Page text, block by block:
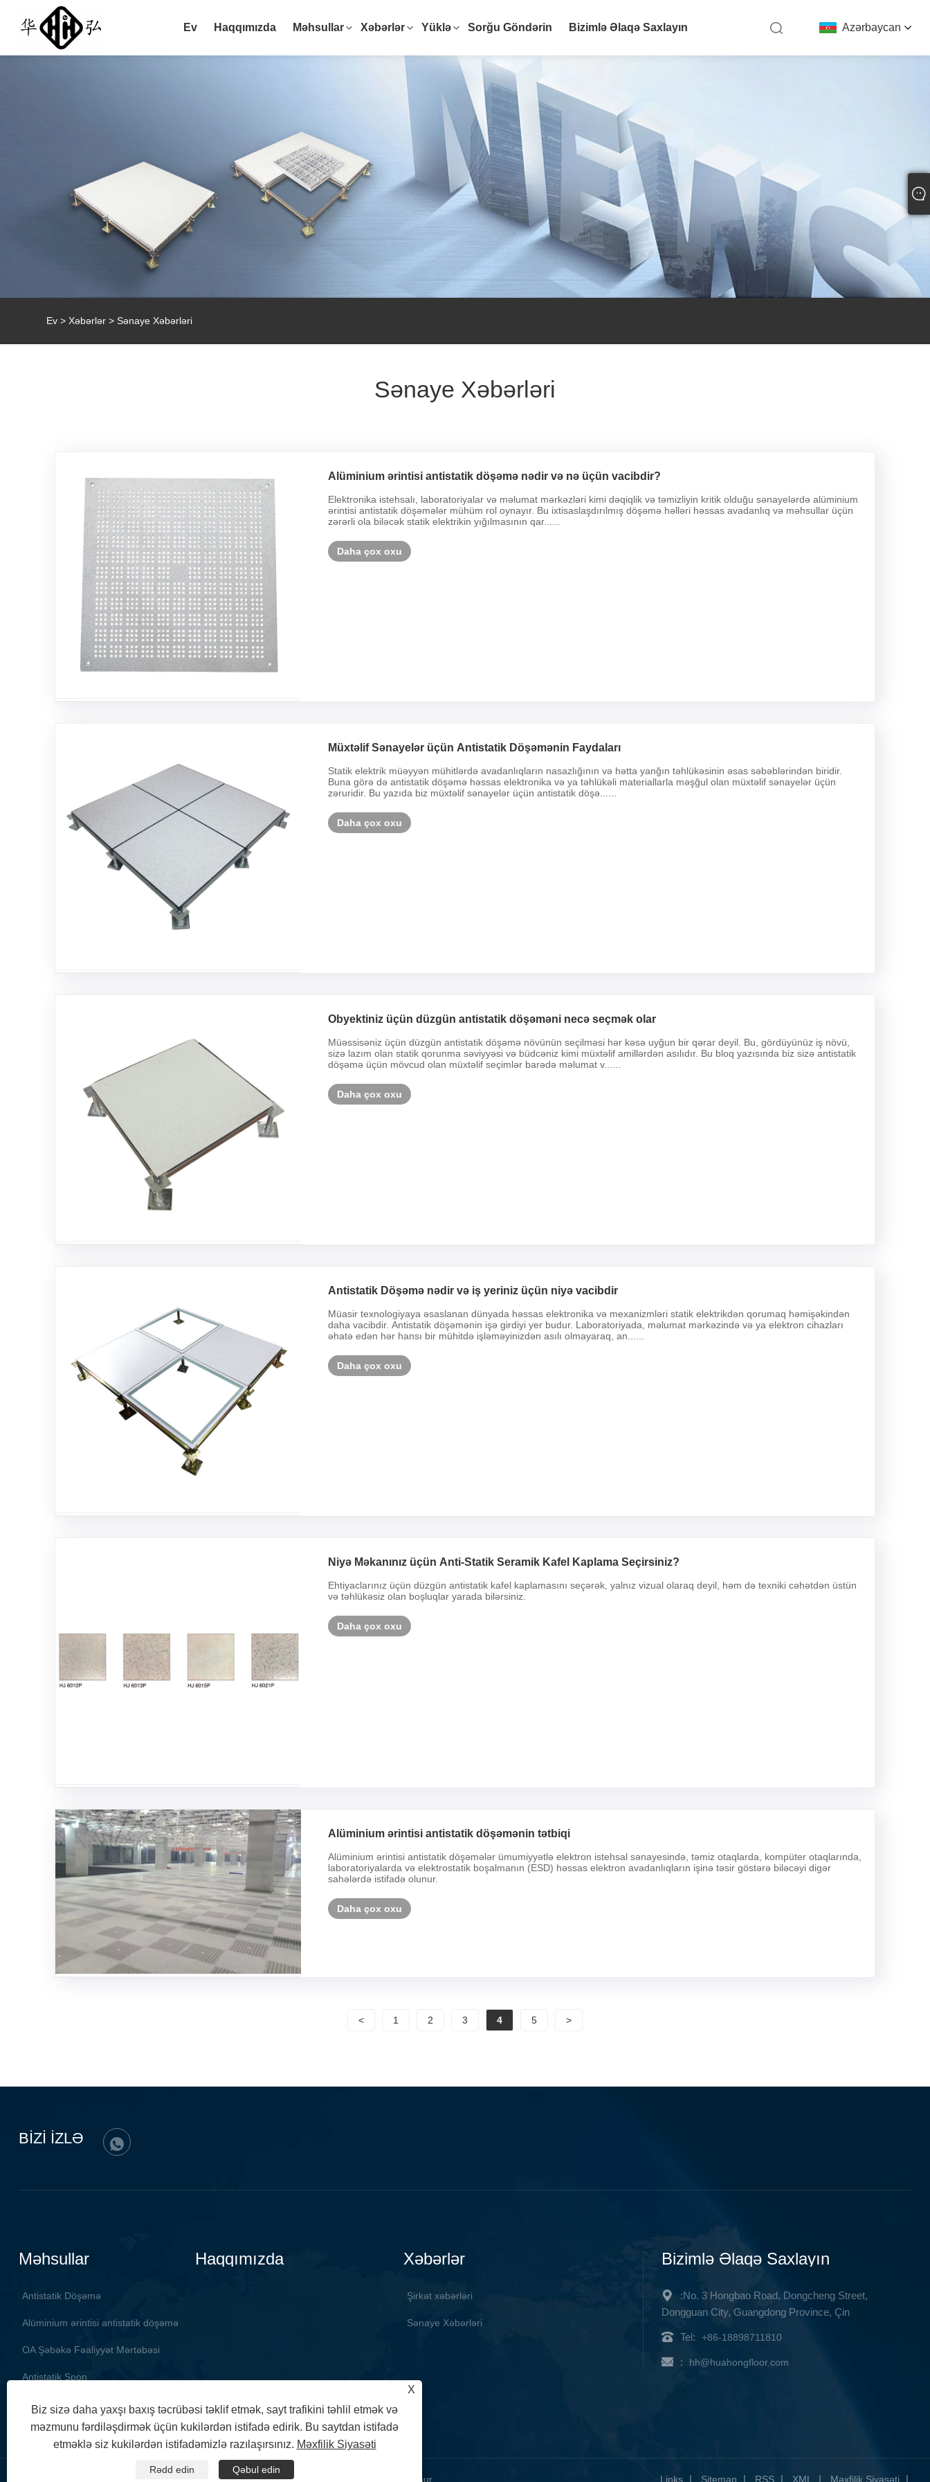
Azərbaycan
Ev Haqqımızda Məhsullar Xəbərlər Yüklə Sorğu Göndərin Bizimlə Əlaqə Saxlayın
Ev > Xəbərlər > Sənaye Xəbərləri
Sənaye Xəbərləri
Alüminium ərintisi antistatik döşəmə nədir və nə üçün vacibdir?
Elektronika istehsalı, laboratoriyalar və məlumat mərkəzləri kimi dəqiqlik və təmizliyin kritik olduğu sənayelərdə alüminium
ərintisi antistatik döşəmələr mühüm rol oynayır. Bu ixtisaslaşdırılmış döşəmə həlləri həssas avadanlıq və məhsullar üçün
zərərli ola biləcək statik elektrikin yığılmasının qar......
Daha çox oxu
Müxtəlif Sənayelər üçün Antistatik Döşəmənin Faydaları
Statik elektrik müəyyən mühitlərdə avadanlıqların nasazlığının və hətta yanğın təhlükəsinin əsas səbəblərindən biridir.
Buna görə də antistatik döşəmə həssas elektronika və ya təhlükəli materiallarla məşğul olan müxtəlif sənayelər üçün
zəruridir. Bu yazıda biz müxtəlif sənayelər üçün antistatik döşə......
Daha çox oxu
Obyektiniz üçün düzgün antistatik döşəməni necə seçmək olar
Müəssisəniz üçün düzgün antistatik döşəmə növünün seçilməsi hər kəsə uyğun bir qərar deyil. Bu, gördüyünüz iş növü,
sizə lazım olan statik qorunma səviyyəsi və büdcəniz kimi müxtəlif amillərdən asılıdır. Bu bloq yazısında biz sizə antistatik
döşəmə üçün mövcud olan müxtəlif seçimlər barədə məlumat v......
Daha çox oxu
Antistatik Döşəmə nədir və iş yeriniz üçün niyə vacibdir
Müasir texnologiyaya əsaslanan dünyada həssas elektronika və mexanizmləri statik elektrikdən qorumaq həmişəkindən
daha vacibdir. Antistatik döşəmənin işə girdiyi yer budur. Laboratoriyada, məlumat mərkəzində və ya elektron cihazları
əhatə edən hər hansı bir mühitdə işləməyinizdən asılı olmayaraq, an......
Daha çox oxu
Niyə Məkanınız üçün Anti-Statik Seramik Kafel Kaplama Seçirsiniz?
Ehtiyaclarınız üçün düzgün antistatik kafel kaplamasını seçərək, yalnız vizual olaraq deyil, həm də texniki cəhətdən üstün
və təhlükəsiz olan boşluqlar yarada bilərsiniz.
Daha çox oxu
Alüminium ərintisi antistatik döşəmənin tətbiqi
Alüminium ərintisi antistatik döşəmələr ümumiyyətlə elektron istehsal sənayesində, təmiz otaqlarda, kompüter otaqlarında,
laboratoriyalarda və elektrostatik boşalmanın (ESD) həssas elektron avadanlıqların işinə təsir göstərə biləcəyi digər
sahələrdə istifadə olunur.
Daha çox oxu
< 1 2 3 4 5 >
BİZİ İZLƏ
Məhsullar
Antistatik Döşəmə
Alüminium ərintisi antistatik döşəmə
OA Şəbəkə Fəaliyyət Mərtəbəsi
Antistatik Şpon
Haqqımızda Xəbərlər
Şirkət xəbərləri
Sənaye Xəbərləri
Bizimlə Əlaqə Saxlayın
:No. 3 Hongbao Road, Dongcheng Street,
Dongguan City, Guangdong Province, Çin
Tel: +86-18898711810
: hh@huahongfloor.com
Copyright © 2024 Guangdong Huahong Raised Access Floor Co., Ltd. Bütün hüquqlar qorunur. Links | Sitemap | RSS | XML | Məxfilik Siyasəti |
X
Biz sizə daha yaxşı baxış təcrübəsi təklif etmək, sayt trafikini təhlil etmək və
məzmunu fərdiləşdirmək üçün kukilərdən istifadə edirik. Bu saytdan istifadə
etməklə siz kukilərdən istifadəmizlə razılaşırsınız. Məxfilik Siyasəti
Rədd edin Qəbul edin